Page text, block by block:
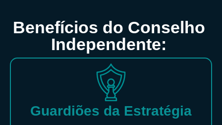
Benefícios do Conselho
Independente:
Guardiões da Estratégia